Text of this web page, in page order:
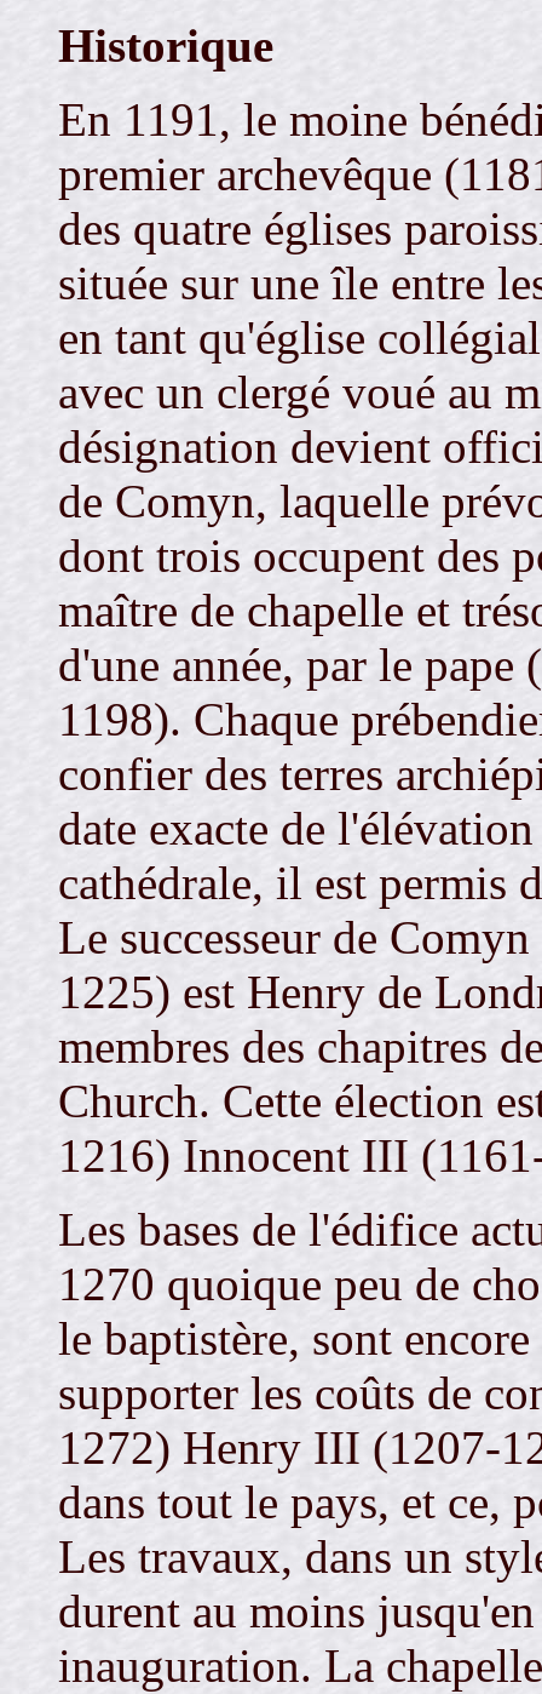
Historique
En 1191, le moine
premier archevêque
des quatre églises
située sur une île entre
en tant qu'église
avec un clergé voué au
désignation devient
de Comyn, laquelle
dont trois occupent des
maître de chapelle et
d'une année, par le
1198). Chaque
confier des terres
date exacte de
cathédrale, il est permis
Le successeur de
1225) est Henry de
membres des chapitres
Church. Cette élection
1216) Innocent III
Les bases de l'édifice
1270 quoique peu de
le baptistère, sont
supporter les coûts de
1272) Henry III (1207-
dans tout le pays, et ce,
Les travaux, dans un
durent au moins
inauguration. La